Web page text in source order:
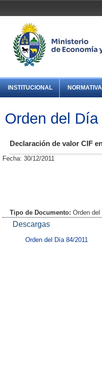
INSTITUCIONAL NORMATIVA
Orden del Día
Declaración de valor CIF
Fecha: 30/12/2011
Tipo de Documento: Orden del
Descargas
Orden del Día 84/2011